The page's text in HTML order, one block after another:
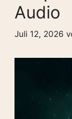
Audio
Juli 12, 2026